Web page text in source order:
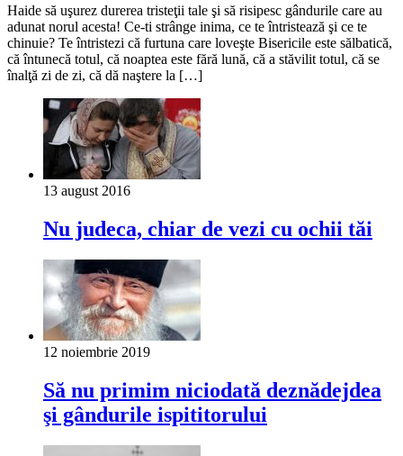
Haide să uşurez durerea tristeţii tale şi să risipesc gândurile care au
adunat norul acesta! Ce-ti strânge inima, ce te întristează şi ce te
chinuie? Te întristezi că furtuna care loveşte Bisericile este sălbatică,
că întunecă totul, că noaptea este fără lună, că a stăvilit totul, că se
înalţă zi de zi, că dă naştere la […]
13 august 2016
Nu judeca, chiar de vezi cu ochii tăi
12 noiembrie 2019
Să nu primim niciodată deznădejdea
şi gândurile ispititorului